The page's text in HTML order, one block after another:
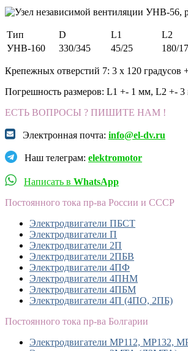
Тип D L1 L2
УНВ-160
330/345 45/25 180/
Крепежных отверстий 7: 3 х 120 градусов
Погрешность размеров: L1 +- 1 мм, L2 +- 3
ЕСТЬ ВОПРОСЫ ? ПИШИТЕ НАМ !
Электронная почта: info@el-dv.ru
Наш телеграм: elektromotor
Написать в WhatsApp
Постоянного тока пр-ва России и СССР
Электродвигатели ПБСТ
Электродвигатели П
Электродвигатели 2П
Электродвигатели 2ПБВ
Электродвигатели 4ПФ
Электродвигатели 4ПНМ
Электродвигатели 4ПБМ
Электродвигатели 4П (4ПО, 2ПБ)
Постоянного тока пр-ва Болгарии
Электродвигатели MP112, МР132,